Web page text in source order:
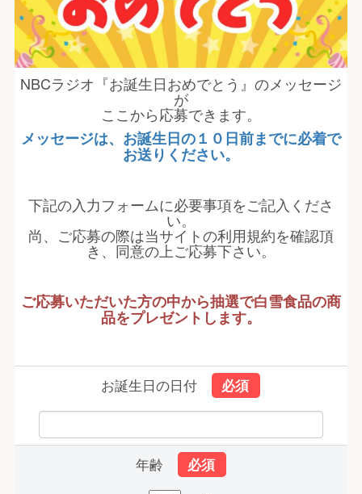
NBCラジオ『お誕生日おめでとう』のメッセージ
が
ここから応募できます。
メッセージは、お誕生日の１０日前までに必着で
お送りください。
下記の入力フォームに必要事項をご記入くださ
い。
尚、ご応募の際は当サイトの利用規約を確認頂
き、同意の上ご応募下さい。
ご応募いただいた方の中から抽選で白雪食品の商
品をプレゼントします。
お誕生日の日付
年齢